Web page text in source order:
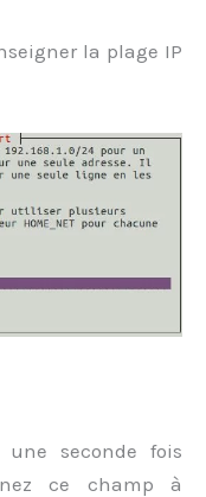
la plage IP
une seconde fois
ce champ à